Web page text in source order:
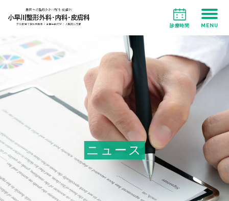
診療時間 MENU
ニュース